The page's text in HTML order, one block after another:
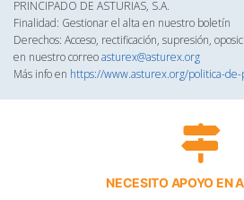
PRINCIPADO DE ASTURIAS, S.A.
Finalidad: Gestionar el alta en nuestro boletín
Derechos: Acceso, rectificación, supresión,
en nuestro correoasturex@asturex.org
Más info en https://www.asturex.org/politica-
NECESITO APOYO EN